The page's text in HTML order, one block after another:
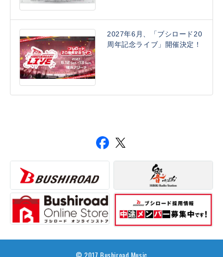
2027年6月、「ブシロード20
周年記念ライブ」開催決定！
© 2017 Bushiroad Music